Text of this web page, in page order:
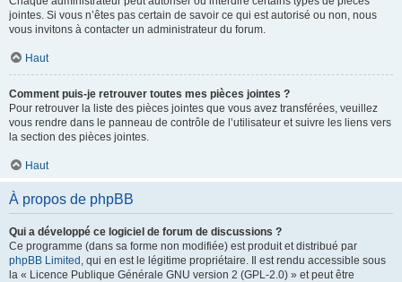
jointes. Si vous n’êtes pas certain de savoir ce qui est autorisé ou non, nous
vous invitons à contacter un administrateur du forum.
Haut
Comment puis-je retrouver toutes mes pièces jointes ?
Pour retrouver la liste des pièces jointes que vous avez transférées, veuillez
vous rendre dans le panneau de contrôle de l’utilisateur et suivre les liens vers
la section des pièces jointes.
Haut
À propos de phpBB
Qui a développé ce logiciel de forum de discussions ?
Ce programme (dans sa forme non modifiée) est produit et distribué par
phpBB Limited , qui en est le légitime propriétaire. Il est rendu accessible sous
la « Licence Publique Générale GNU version 2 (GPL-2.0) » et peut être